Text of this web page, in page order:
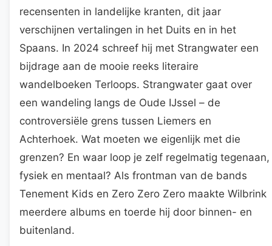
recensenten in landelijke kranten, dit jaar
verschijnen vertalingen in het Duits en in het
Spaans. In 2024 schreef hij met Strangwater een
bijdrage aan de mooie reeks literaire
wandelboeken Terloops. Strangwater gaat over
een wandeling langs de Oude IJssel – de
controversiële grens tussen Liemers en
Achterhoek. Wat moeten we eigenlijk met die
grenzen? En waar loop je zelf regelmatig tegenaan,
fysiek en mentaal? Als frontman van de bands
Tenement Kids en Zero Zero Zero maakte Wilbrink
meerdere albums en toerde hij door binnen- en
buitenland.